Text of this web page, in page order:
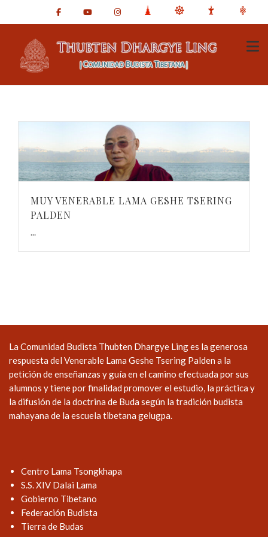
MUY VENERABLE LAMA GESHE TSERING
PALDEN
La Comunidad Budista Thubten Dhargye Ling es la generosa
respuesta del Venerable Lama Geshe Tsering Palden a la
petición de enseñanzas y guía en el camino efectuada por sus
alumnos y tiene por finalidad promover el estudio, la práctica y
la difusión de la doctrina de Buda según la tradición budista
mahayana de la escuela tibetana gelugpa.
Centro Lama Tsongkhapa
S.S. XIV Dalai Lama
Gobierno Tibetano
Federación Budista
Tierra de Budas